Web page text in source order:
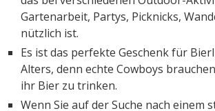
Gartenarbeit, Partys, Picknicks,
nützlich ist.
Es ist das perfekte Geschenk für
Alters, denn echte Cowboys
ihr Bier zu trinken.
Wenn Sie auf der Suche nach einem